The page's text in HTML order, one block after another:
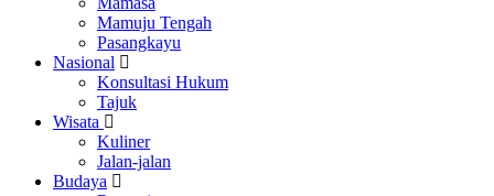
Mamuju Tengah
Pasangkayu
Nasional
Konsultasi Hukum
Tajuk
Wisata
Kuliner
Jalan-jalan
Budaya